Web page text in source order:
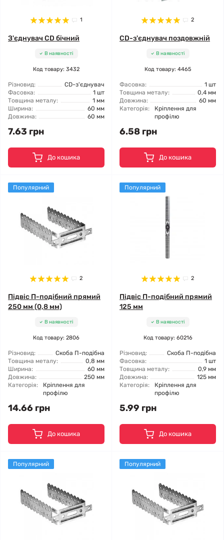
1
З'єднувач CD бічний
В наявності
Код товару: 3432
Різновид:
CD-з'єднувач
Фасовка:
1 шт
Товщина металу:
1 мм
Ширина:
60 мм
Довжина:
60 мм
7.63 грн
До кошика
2
CD-з'єднувач поздовжній
В наявності
Код товару: 4465
Фасовка:
1 шт
Товщина металу:
0,4 мм
Довжина:
60 мм
Категорія:
Кріплення для
профілю
6.58 грн
До кошика
Популярний
2
Підвіс П-подібний прямий
250 мм (0,8 мм)
В наявності
Код товару: 2806
Різновид:
Скоба П-подібна
Товщина металу:
0,8 мм
Ширина:
60 мм
Довжина:
250 мм
Категорія:
Кріплення для
профілю
14.66 грн
До кошика
Популярний
2
Підвіс П-подібний прямий
125 мм
В наявності
Код товару: 60216
Різновид:
Скоба П-подібна
Фасовка:
1 шт
Товщина металу:
0,9 мм
Довжина:
125 мм
Категорія:
Кріплення для
профілю
5.99 грн
До кошика
Популярний Популярний